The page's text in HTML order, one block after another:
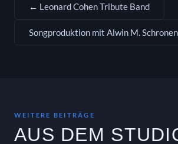
← Leonard Cohen Tribute Band
Songproduktion mit Alwin M.
WEITERE BEITRÄGE
AUS DEM